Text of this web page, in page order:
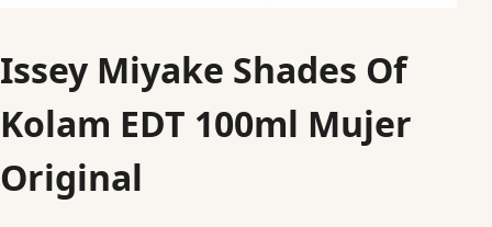
Issey Miyake Shades Of
Kolam EDT 100ml Mujer
Original